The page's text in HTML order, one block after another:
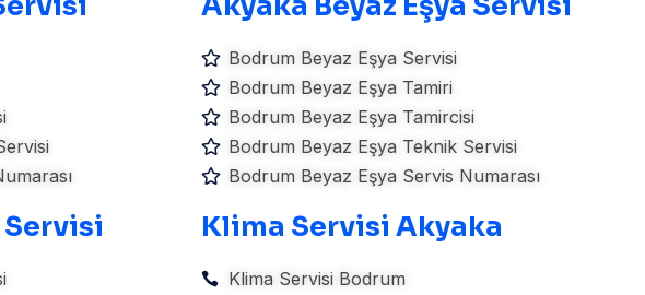
Bodrum Beyaz Eşya Servisi
Bodrum Beyaz Eşya Tamiri
Bodrum Beyaz Eşya Tamircisi
Bodrum Beyaz Eşya Teknik Servisi
Bodrum Beyaz Eşya Servis Numarası
Klima Servisi Akyaka
Klima Servisi Bodrum